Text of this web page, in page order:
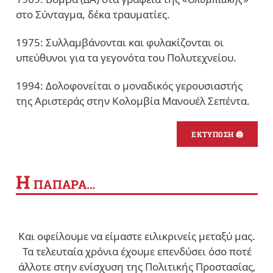
στο Σύνταγμα, δέκα τραυματίες.
1975: Συλλαμβάνονται και φυλακίζονται οι
υπεύθυνοι για τα γεγονότα του Πολυτεχνείου.
1994: Δολοφονείται ο μοναδικός γερουσιαστής
της Αριστεράς στην Κολομβία Μανουέλ Σεπέντα.
ΕΚΤΥΠΩΣΗ 🖨
Η ΠΑΠΑΡΑ…
Και οφείλουμε να είμαστε ειλικρινείς μεταξύ μας.
Τα τελευταία χρόνια έχουμε επενδύσει όσο ποτέ
άλλοτε στην ενίσχυση της Πολιτικής Προστασίας,